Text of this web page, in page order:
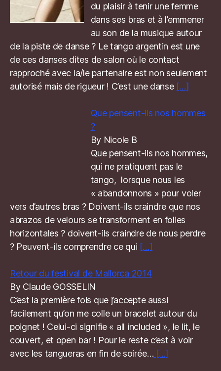
du plaisir à tenir une femme
dans ses bras et à l’emmener
au son de la musique autour
de la piste de danse ? Le tango argentin est une
de ces danses dites de salon où le contact
rapproché avec la/le partenaire est non seulement
autorisé mais de rigueur ! C’est une danse […]
Que pensent-ils nos hommes
?
By Nicole B
Que pensent-ils nos hommes,
qui ne pratiquent pas le
tango, lorsque nous les
« abandonnons » pour voler
vers d’autres bras ? Doivent-ils craindre que nos
abrazos de velours se transforment en folies
horizontales ? doivent-ils craindre de nous perdre
? Peuvent-ils comprendre ce qui […]
Retour du festival de Mallorca 2014
By Claude GOSSELIN
C’est la première fois que j’accepte aussi
facilement qu’on me colle un bracelet autour du
poignet ! Celui-ci signifie « all included », le lit, le
couvert, et open bar ! Pour le reste c’est à voir
avec les tangueras en fin de soirée… […]